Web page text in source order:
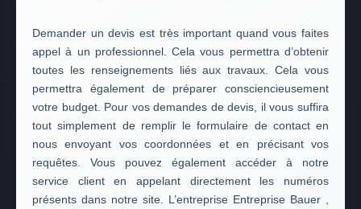
Demander un devis est très important quand vous faites
appel à un professionnel. Cela vous permettra d’obtenir
toutes les renseignements liés aux travaux. Cela vous
permettra également de préparer consciencieusement
votre budget. Pour vos demandes de devis, il vous suffira
tout simplement de remplir le formulaire de contact en
nous envoyant vos coordonnées et en précisant vos
requêtes. Vous pouvez également accéder à notre
service client en appelant directement les numéros
présents dans notre site. L’entreprise Entreprise Bauer ,